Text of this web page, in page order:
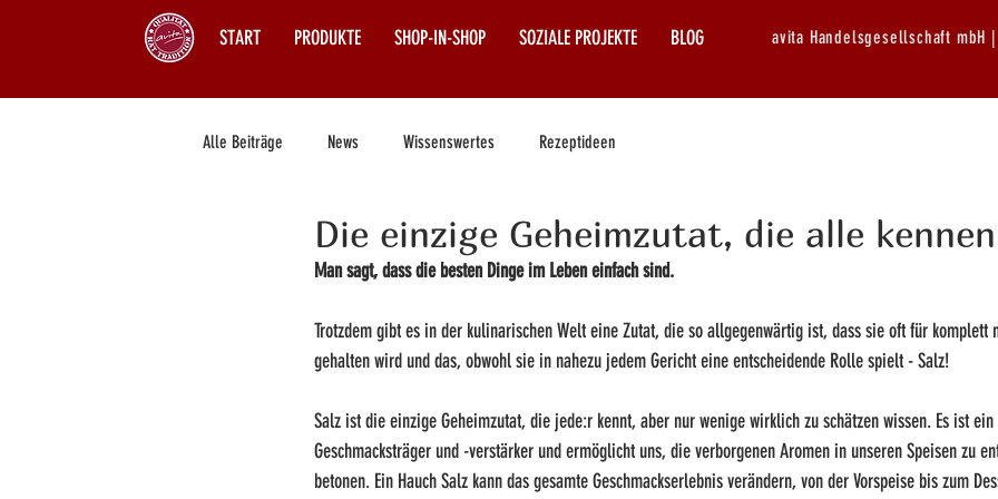
avita Handelsgesellschaft mbH
START PRODUKTE SHOP-IN-SHOP SOZIALE PROJEKTE BLOG
Alle Beiträge News Wissenswertes Rezeptideen
Die einzige Geheimzutat, die alle
Man sagt, dass die besten Dinge im Leben einfach sind.
Trotzdem gibt es in der kulinarischen Welt eine Zutat, die so allgegenwärtig ist, dass sie oft für komplett
gehalten wird und das, obwohl sie in nahezu jedem Gericht eine entscheidende Rolle spielt - Salz!
Salz ist die einzige Geheimzutat, die jede:r kennt, aber nur wenige wirklich zu schätzen wissen. Es ist
Geschmacksträger und -verstärker und ermöglicht uns, die verborgenen Aromen in unseren Speisen zu
betonen. Ein Hauch Salz kann das gesamte Geschmackserlebnis verändern, von der Vorspeise bis zum